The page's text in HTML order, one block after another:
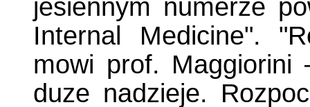
jesiennym numerze
Internal Medicine".
mowi prof. Maggiorini
duze nadzieje.